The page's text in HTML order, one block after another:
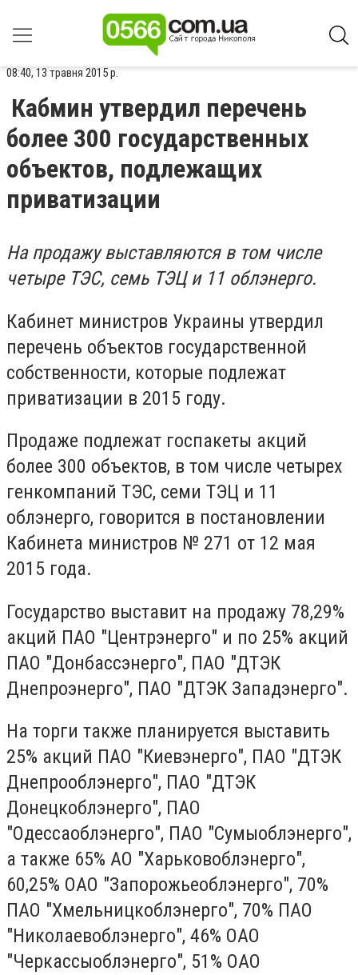
08:40, 13 травня 2015 р.
Кабмин утвердил перечень
более 300 государственных
объектов, подлежащих
приватизации
На продажу выставляются в том числе
четыре ТЭС, семь ТЭЦ и 11 облэнерго.
Кабинет министров Украины утвердил
перечень объектов государственной
собственности, которые подлежат
приватизации в 2015 году.
Продаже подлежат госпакеты акций
более 300 объектов, в том числе четырех
генкомпаний ТЭС, семи ТЭЦ и 11
облэнерго, говорится в постановлении
Кабинета министров № 271 от 12 мая
2015 года.
Государство выставит на продажу 78,29%
акций ПАО "Центрэнерго" и по 25% акций
ПАО "Донбассэнерго", ПАО "ДТЭК
Днепроэнерго", ПАО "ДТЭК Западэнерго".
На торги также планируется выставить
25% акций ПАО "Киевэнерго", ПАО "ДТЭК
Днепрооблэнерго", ПАО "ДТЭК
Донецкоблэнерго", ПАО
"Одессаоблэнерго", ПАО "Сумыоблэнерго",
а также 65% АО "Харьковоблэнерго",
60,25% ОАО "Запорожьеоблэнерго", 70%
ПАО "Хмельницкоблэнерго", 70% ПАО
"Николаевоблэнерго", 46% ОАО
"Черкассыоблэнерго", 51% ОАО